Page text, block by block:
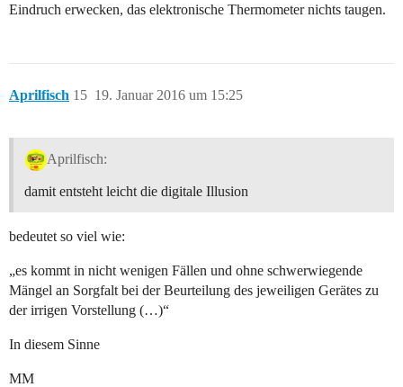
Eindruch erwecken, das elektronische Thermometer nichts taugen.
Aprilfisch 19. Januar 2016 um 15:25
15
Aprilfisch:
damit entsteht leicht die digitale Illusion
bedeutet so viel wie:
„es kommt in nicht wenigen Fällen und ohne schwerwiegende
Mängel an Sorgfalt bei der Beurteilung des jeweiligen Gerätes zu
der irrigen Vorstellung (…)“
In diesem Sinne
MM